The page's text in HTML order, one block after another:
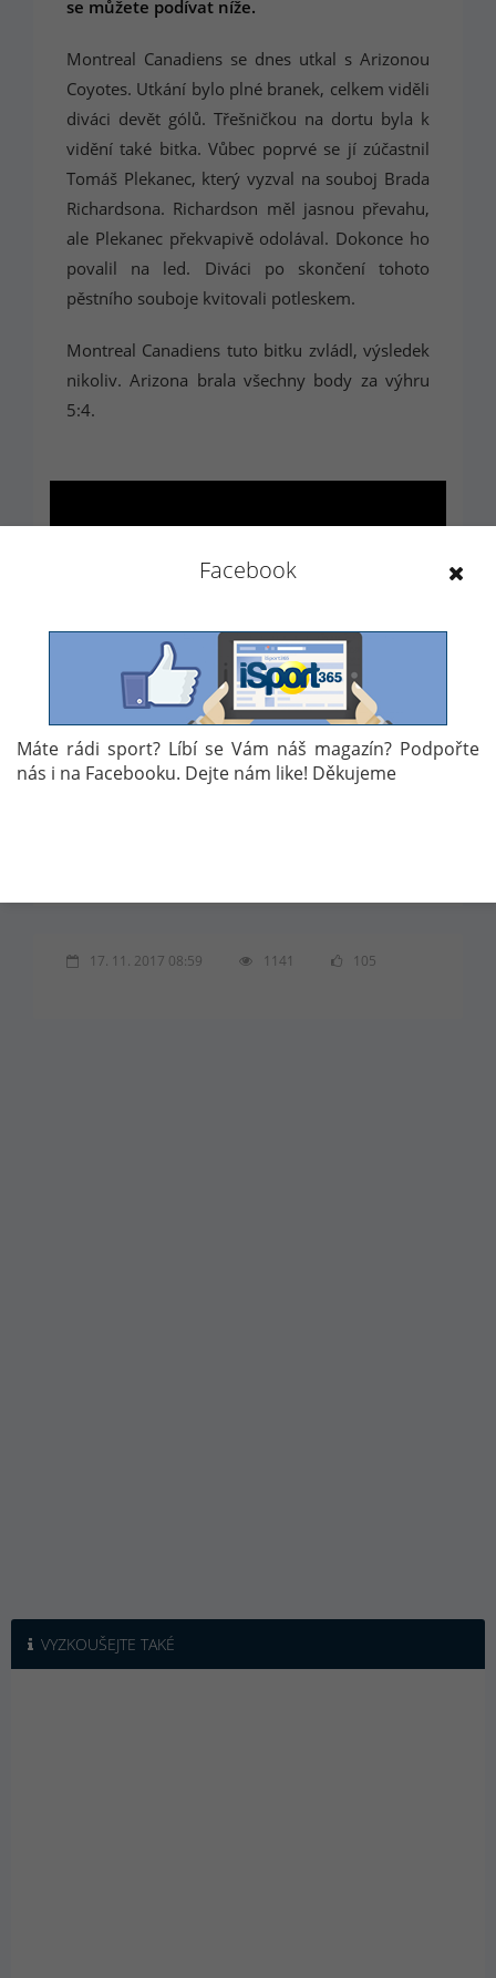
se můžete podívat níže.
Montreal Canadiens se dnes utkal s Arizonou
Coyotes. Utkání bylo plné branek, celkem viděli
diváci devět gólů. Třešničkou na dortu byla k
vidění také bitka. Vůbec poprvé se jí zúčastnil
Tomáš Plekanec, který vyzval na souboj Brada
Richardsona. Richardson měl jasnou převahu,
ale Plekanec překvapivě odolával. Dokonce ho
povalil na led. Diváci po skončení tohoto
pěstního souboje kvitovali potleskem.
Montreal Canadiens tuto bitku zvládl, výsledek
nikoliv. Arizona brala všechny body za výhru
5:4.
Autor: D.P.
Témata: HOKEJ MONTREAL CANADIENS BITKA
17. 11. 2017 08:59 1141 105
VYZKOUŠEJTE TAKÉ
Facebook
Máte rádi sport? Líbí se Vám náš magazín? Podpořte
nás i na Facebooku. Dejte nám like! Děkujeme